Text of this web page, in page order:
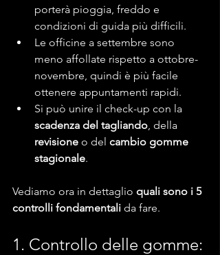
porterà pioggia, freddo e
condizioni di guida più difficili.
Le officine a settembre sono
meno affollate rispetto a ottobre-
novembre, quindi è più facile
ottenere appuntamenti rapidi.
Si può unire il check-up con la
scadenza del tagliando, della
revisione o del cambio gomme
stagionale.
Vediamo ora in dettaglio quali sono i 5
controlli fondamentali da fare.
1. Controllo delle gomme: